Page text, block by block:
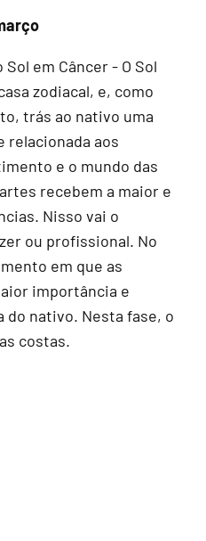
em Câncer - O Sol
zodiacal, e, como
trás ao nativo uma
relacionada aos
e o mundo das
recebem a maior e
Nisso vai o
ou profissional. No
em que as
importância e
do nativo. Nesta fase, o
costas.